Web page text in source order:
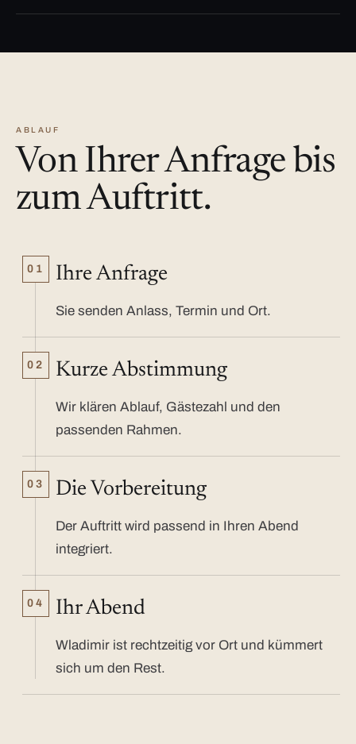
ABLAUF
Von Ihrer Anfrage bis
zum Auftritt.
01 Ihre Anfrage
Sie senden Anlass, Termin und Ort.
02 Kurze Abstimmung
Wir klären Ablauf, Gästezahl und den
passenden Rahmen.
03 Die Vorbereitung
Der Auftritt wird passend in Ihren Abend
integriert.
04 Ihr Abend
Wladimir ist rechtzeitig vor Ort und kümmert
sich um den Rest.